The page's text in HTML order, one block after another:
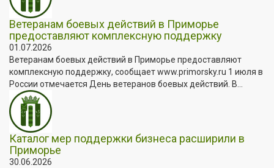
Ветеранам боевых действий в Приморье
предоставляют комплексную поддержку
01.07.2026
Ветеранам боевых действий в Приморье предоставляют
комплексную поддержку, сообщает www.primorsky.ru 1 июля в
России отмечается День ветеранов боевых действий. В...
Каталог мер поддержки бизнеса расширили в
Приморье
30.06.2026